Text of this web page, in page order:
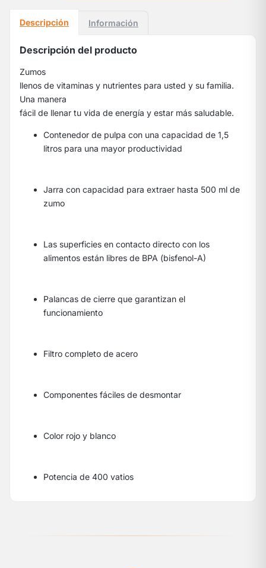
Descripción Información
Descripción del producto
Zumos
llenos de vitaminas y nutrientes para usted y su familia.
Una manera
fácil de llenar tu vida de energía y estar más saludable.
Contenedor de pulpa con una capacidad de 1,5
litros para una mayor productividad
Jarra con capacidad para extraer hasta 500 ml de
zumo
Las superficies en contacto directo con los
alimentos están libres de BPA (bisfenol-A)
Palancas de cierre que garantizan el
funcionamiento
Filtro completo de acero
Componentes fáciles de desmontar
Color rojo y blanco
Potencia de 400 vatios